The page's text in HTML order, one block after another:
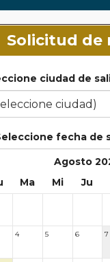
Solicitud de
ciudad de
fecha de
Agosto
Ma Mi Ju
4 5 6 7